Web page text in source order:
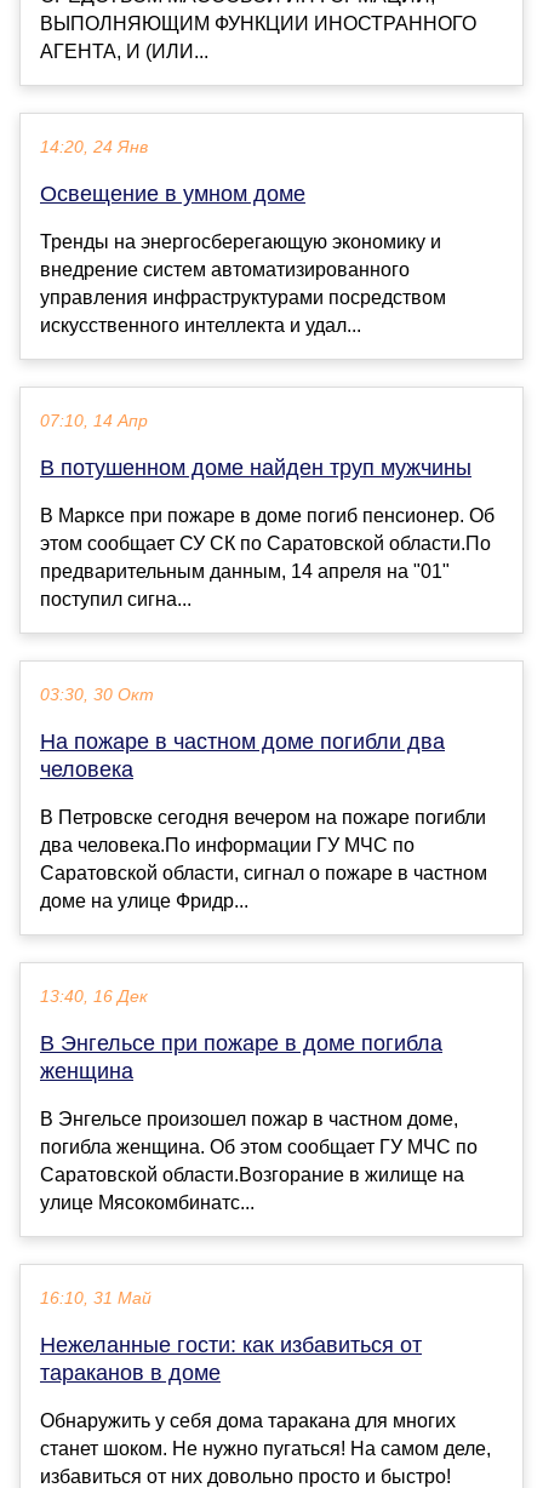
ВЫПОЛНЯЮЩИМ ФУНКЦИИ ИНОСТРАННОГО
АГЕНТА, И (ИЛИ...
14:20, 24 Янв
Освещение в умном доме
Тренды на энергосберегающую экономику и
внедрение систем автоматизированного
управления инфраструктурами посредством
искусственного интеллекта и удал...
07:10, 14 Апр
В потушенном доме найден труп мужчины
В Марксе при пожаре в доме погиб пенсионер. Об
этом сообщает СУ СК по Саратовской области.По
предварительным данным, 14 апреля на "01"
поступил сигна...
03:30, 30 Окт
На пожаре в частном доме погибли два
человека
В Петровске сегодня вечером на пожаре погибли
два человека.По информации ГУ МЧС по
Саратовской области, сигнал о пожаре в частном
доме на улице Фридр...
13:40, 16 Дек
В Энгельсе при пожаре в доме погибла
женщина
В Энгельсе произошел пожар в частном доме,
погибла женщина. Об этом сообщает ГУ МЧС по
Саратовской области.Возгорание в жилище на
улице Мясокомбинатс...
16:10, 31 Май
Нежеланные гости: как избавиться от
тараканов в доме
Обнаружить у себя дома таракана для многих
станет шоком. Не нужно пугаться! На самом деле,
избавиться от них довольно просто и быстро!